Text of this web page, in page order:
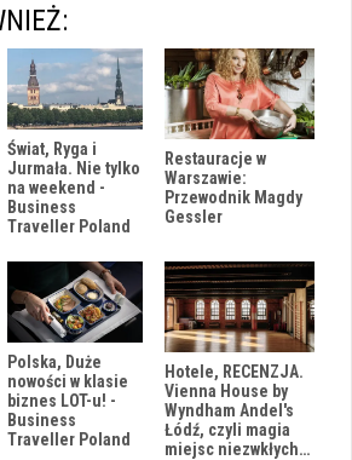
Świat, Ryga i
Jurmała. Nie tylko
na weekend -
Business
Traveller Poland
Restauracje w
Warszawie:
Przewodnik Magdy
Gessler
Polska, Duże
nowości w klasie
biznes LOT-u! -
Business
Traveller Poland
Hotele, RECENZJA.
Vienna House by
Wyndham Andel's
Łódź, czyli magia
miejsc niezwkłych…